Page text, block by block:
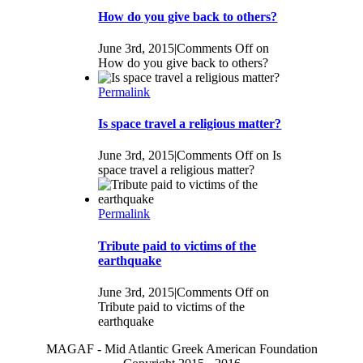
How do you give back to others?
June 3rd, 2015|Comments Offon
How do you give back to others?
Permalink
Is space travel a religious matter?
June 3rd, 2015|Comments Offon Is
space travel a religious matter?
Permalink
Tribute paid to victims of the
earthquake
June 3rd, 2015|Comments Offon
Tribute paid to victims of the
earthquake
MAGAF - Mid Atlantic Greek American Foundation